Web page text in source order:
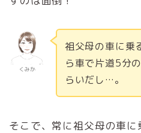
くみか
祖父母の車に乗
ら車で片道5分
らいだし…。
そこで、常に祖父母の車